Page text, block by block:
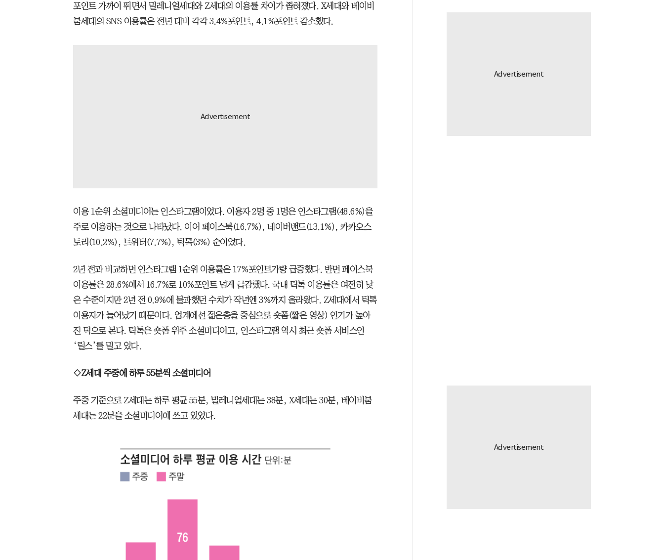
포인트 가까이 뛰면서 밀레니얼세대와 Z세대의 이용률 차이가 좁혀졌다. X세대와 베이비
붐세대의 SNS 이용률은 전년 대비 각각 3.4%포인트, 4.1%포인트 감소했다.
이용 1순위 소셜미디어는 인스타그램이었다. 이용자 2명 중 1명은 인스타그램(48.6%)을
주로 이용하는 것으로 나타났다. 이어 페이스북(16.7%), 네이버밴드(13.1%), 카카오스
토리(10.2%), 트위터(7.7%), 틱톡(3%) 순이었다.
2년 전과 비교하면 인스타그램 1순위 이용률은 17%포인트가량 급증했다. 반면 페이스북
이용률은 28.6%에서 16.7%로 10%포인트 넘게 급감했다. 국내 틱톡 이용률은 여전히 낮
은 수준이지만 2년 전 0.9%에 불과했던 수치가 작년엔 3%까지 올라왔다. Z세대에서 틱톡
이용자가 늘어났기 때문이다. 업계에선 젊은층을 중심으로 숏폼(짧은 영상) 인기가 높아
진 덕으로 본다. 틱톡은 숏폼 위주 소셜미디어고, 인스타그램 역시 최근 숏폼 서비스인
‘릴스’를 밀고 있다.
◇Z세대 주중에 하루 55분씩 소셜미디어
주중 기준으로 Z세대는 하루 평균 55분, 밀레니얼세대는 38분, X세대는 30분, 베이비붐
세대는 22분을 소셜미디어에 쓰고 있었다.